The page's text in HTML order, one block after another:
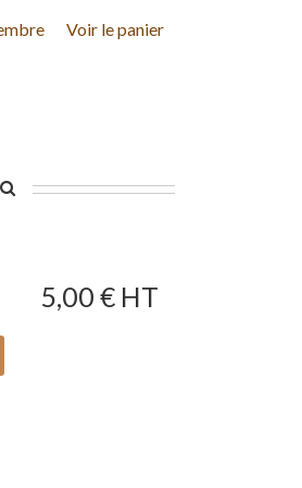
Voir le panier
5,00 € HT